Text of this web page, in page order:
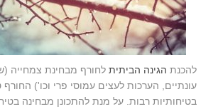
להכנת הגינה הביתית לחורף מבחינת צמחייה
עונתיים, הערכות לעצים עמוסי פרי וכו') החורף
בטיחותיות רבות. על מנת להתכונן מבחינה